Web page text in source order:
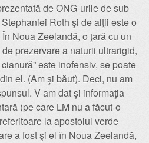
de ONG-urile de sub
Roth şi de alţii este o
Noua Zeelandă, o ţară cu un
prezervare a naturii ultrarigid,
este inofensiv, se poate
el. (Am şi băut). Deci, nu am
V-am dat şi informaţia
(pe care LM nu a făcut-o
la apostolul verde
a fost şi el în Noua Zeelandă,